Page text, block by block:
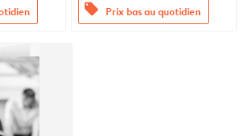
offers Prix bas au quotidien